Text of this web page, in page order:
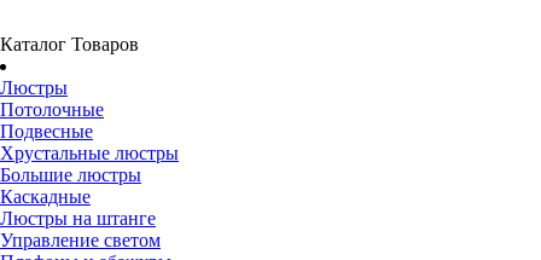
Каталог Товаров
Люстры
Потолочные
Подвесные
Хрустальные люстры
Большие люстры
Каскадные
Люстры на штанге
Управление светом